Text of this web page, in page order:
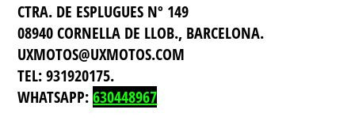
CTRA. DE ESPLUGUES Nº 149
08940 CORNELLA DE LLOB., BARCELONA.
UXMOTOS@UXMOTOS.COM
TEL: 931920175.
WHATSAPP:630448967